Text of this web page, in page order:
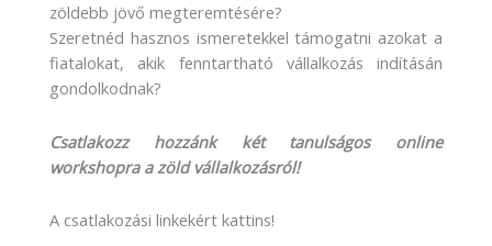
zöldebb jövő megteremtésére?
Szeretnéd hasznos ismeretekkel támogatni azokat a
fiatalokat, akik fenntartható vállalkozás indításán
gondolkodnak?
Csatlakozz hozzánk két tanulságos online
workshopra a zöld vállalkozásról!
A csatlakozási linkekért kattins!